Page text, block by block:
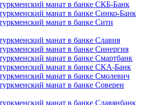
манат в банке СКБ-Банк
манат в банке Синко-Банк
манат в банке Сити
манат в банке Славия
манат в банке Синергия
манат в банке Смартбанк
манат в банке СКА-Банк
манат в банке Смолевич
манат в банке Соверен
манат в банке Славянбанк